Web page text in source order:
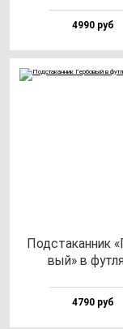
4990 руб
Под­ста­кан­ник
вый» в
4790 руб